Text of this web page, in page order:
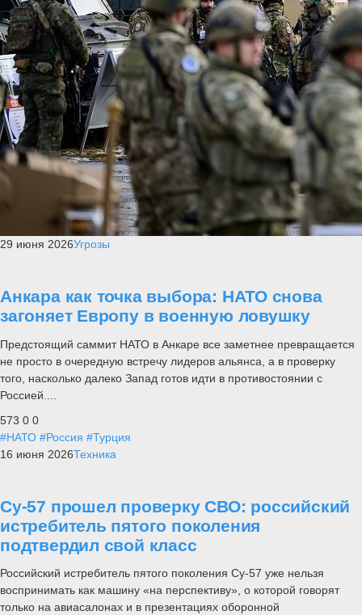
29 июня 2026Угрозы
Анкара как точка выбора: НАТО снова
загоняет Европу в военную ловушку
Предстоящий саммит НАТО в Анкаре все заметнее превращается
не просто в очередную встречу лидеров альянса, а в проверку
того, насколько далеко Запад готов идти в противостоянии с
Россией....
573 0 0
#НАТО #Россия #Турция
16 июня 2026Техника
Су-57 прошел проверку СВО: российский
истребитель пятого поколения
подтвердил свой класс
Российский истребитель пятого поколения Су-57 уже нельзя
воспринимать как машину «на перспективу», о которой говорят
только на авиасалонах и в презентациях оборонной